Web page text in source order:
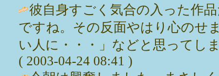
彼自身すごく気合の入った作
ですね。その反面やはり心のせ
い人に・・・」などと思ってし
( 2003-04-24 08:41 )